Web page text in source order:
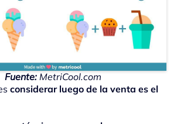
Fuente:MetriCool.com
considerar luego de la venta es el